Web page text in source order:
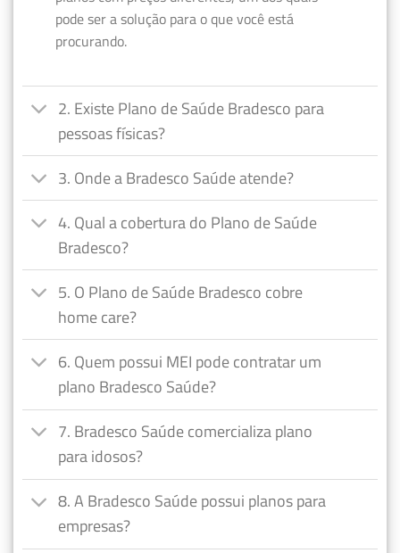
pode ser a solução para o que você está
procurando.
2. Existe Plano de Saúde Bradesco para
pessoas físicas?
3. Onde a Bradesco Saúde atende?
4. Qual a cobertura do Plano de Saúde
Bradesco?
5. O Plano de Saúde Bradesco cobre
home care?
6. Quem possui MEI pode contratar um
plano Bradesco Saúde?
7. Bradesco Saúde comercializa plano
para idosos?
8. A Bradesco Saúde possui planos para
empresas?